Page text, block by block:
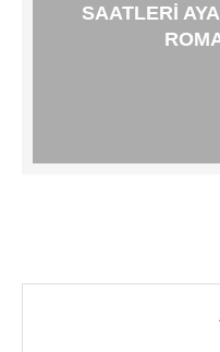
SAATLERI